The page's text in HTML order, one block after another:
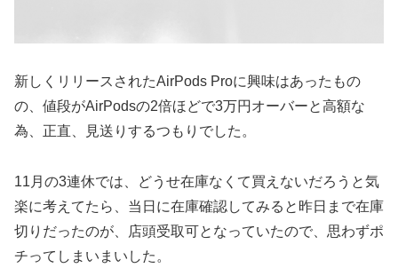
新しくリリースされたAirPods Proに興味はあったもの
の、値段がAirPodsの2倍ほどで3万円オーバーと高額な
為、正直、見送りするつもりでした。
11月の3連休では、どうせ在庫なくて買えないだろうと気
楽に考えてたら、当日に在庫確認してみると昨日まで在庫
切りだったのが、店頭受取可となっていたので、思わずポ
チってしまいまいした。